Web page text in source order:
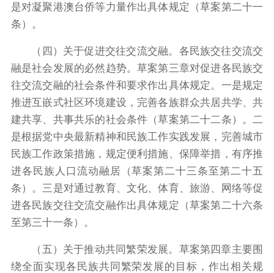
是对凝聚港澳台侨等力量作出具体规定（草案第二十一
条）。
（四）关于促进交往交流交融。各民族交往交流交
融是社会发展的必然趋势。草案第三章对促进各民族交
往交流交融的社会条件和要求作出具体规定。一是规定
推进互嵌式社区环境建设，完善各族群众共居共学、共
建共享、共事共乐的社会条件（草案第二十二条）。二
是根据党中央最新精神和民族工作实践发展，完善城市
民族工作政策措施，规定便利措施、保障举措，有序推
进各民族人口流动融居（草案第二十三条至第二十五
条）。三是对通过教育、文化、体育、旅游、网络等促
进各民族交往交流交融作出具体规定（草案第二十六条
至第三十一条）。
（五）关于推动共同繁荣发展。草案第四章主要围
绕全面实现各民族共同繁荣发展的目标，作出相关规